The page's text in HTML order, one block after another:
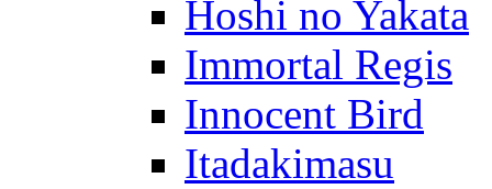
Hoshi no Yakata
Immortal Regis
Innocent Bird
Itadakimasu